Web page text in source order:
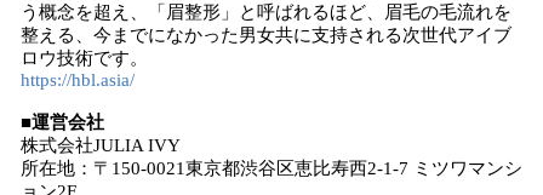
う概念を超え、「眉整形」と呼ばれるほど、眉毛の毛流れを
整える、今までになかった男女共に支持される次世代アイブ
ロウ技術です。
https://hbl.asia/
■運営会社
株式会社JULIA IVY
所在地：〒150-0021東京都渋谷区恵比寿西2-1-7 ミツワマンシ